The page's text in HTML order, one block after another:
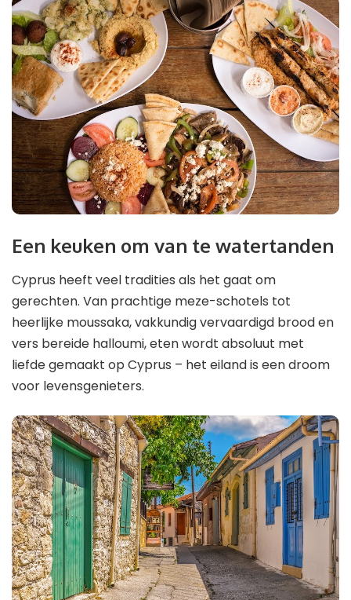
Een keuken om van te watertanden
Cyprus heeft veel tradities als het gaat om
gerechten. Van prachtige meze-schotels tot
heerlijke moussaka, vakkundig vervaardigd brood en
vers bereide halloumi, eten wordt absoluut met
liefde gemaakt op Cyprus – het eiland is een droom
voor levensgenieters.